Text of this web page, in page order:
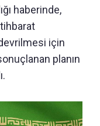
haberinde,
için
planın